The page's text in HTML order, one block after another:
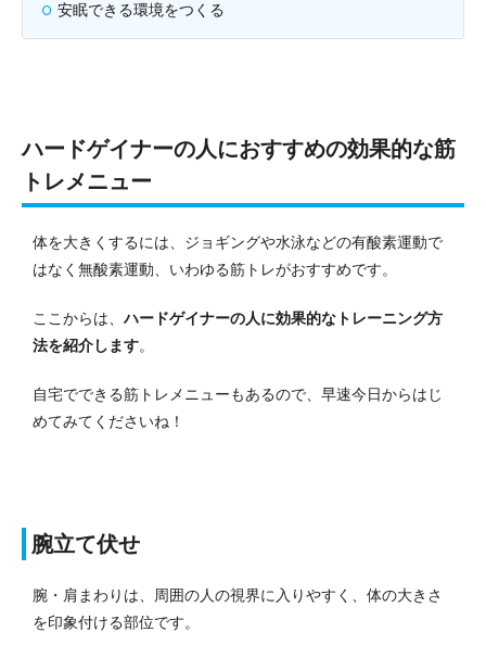
安眠できる環境をつくる
ハードゲイナーの人におすすめの効果的な筋
トレメニュー
体を大きくするには、ジョギングや水泳などの有酸素運動で
はなく無酸素運動、いわゆる筋トレがおすすめです。
ここからは、ハードゲイナーの人に効果的なトレーニング方
法を紹介します。
自宅でできる筋トレメニューもあるので、早速今日からはじ
めてみてくださいね！
腕立て伏せ
腕・肩まわりは、周囲の人の視界に入りやすく、体の大きさ
を印象付ける部位です。